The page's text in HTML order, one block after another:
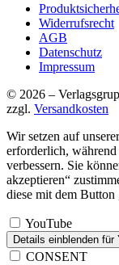
Widerrufsrecht
AGB
Datenschutz
Impressum
© 2026 –
zzgl. Versandkosten
Wir setzen auf
erforderlich, während
verbessern. Sie
akzeptieren“
diese mit dem Button
YouTube
Details einblenden für
CONSENT